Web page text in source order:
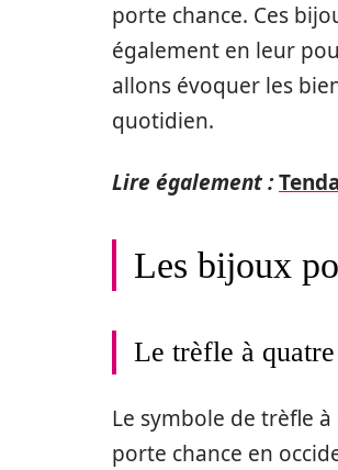
porte chance. Ces
également en leur
allons évoquer les
quotidien.
Lire également :
Les bijoux
Le trèfle à
Le symbole de trèfle
porte chance en